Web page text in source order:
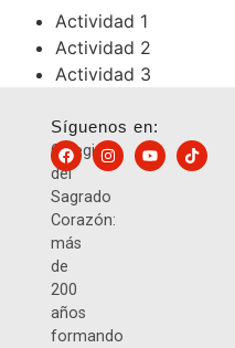
Actividad 1
Actividad 2
Actividad 3
Colegio
del
Sagrado
Corazón:
más
de
200
años
formando
Síguenos en: